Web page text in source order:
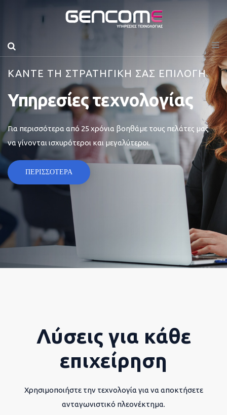
ΚΑΝΤΕ ΤΗ ΣΤΡΑΤΗΓΙΚΗ ΣΑΣ ΕΠΙΛΟΓΗ
Υπηρεσίες τεχνολογίας
Για περισσότερα από 25 χρόνια βοηθάμε τους πελάτες μας
να γίνονται ισχυρότεροι και μεγαλύτεροι.
ΠΕΡΙΣΣΟΤΕΡΑ
Λύσεις για κάθε
επιχείρηση
Χρησιμοποιήστε την τεχνολογία για να αποκτήσετε
ανταγωνιστικό πλεονέκτημα.